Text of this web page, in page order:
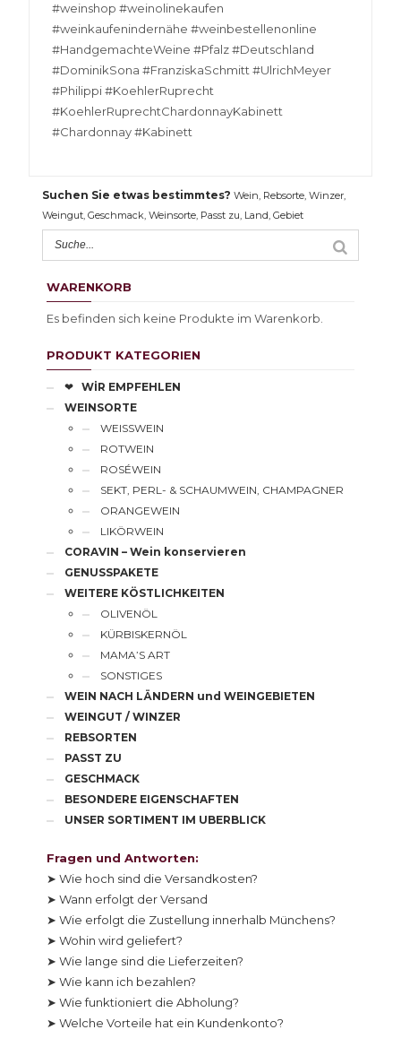
#weinshop #weinolinekaufen
#weinkaufenindernähe #weinbestellenonline
#HandgemachteWeine #Pfalz #Deutschland
#DominikSona #FranziskaSchmitt #UlrichMeyer
#Philippi #KoehlerRuprecht
#KoehlerRuprechtChardonnayKabinett
#Chardonnay #Kabinett
Suchen Sie etwas bestimmtes?Wein, Rebsorte, Winzer,
Weingut, Geschmack, Weinsorte, Passt zu, Land, Gebiet
WARENKORB
Es befinden sich keine Produkte im Warenkorb.
PRODUKT KATEGORIEN
❤WİR EMPFEHLEN
WEINSORTE
WEISSWEIN
ROTWEIN
ROSÉWEIN
SEKT, PERL- & SCHAUMWEIN, CHAMPAGNER
ORANGEWEIN
LIKÖRWEIN
CORAVIN – Wein konservieren
GENUSSPAKETE
WEITERE KÖSTLICHKEITEN
OLIVENÖL
KÜRBISKERNÖL
MAMA’S ART
SONSTIGES
WEIN NACH LÄNDERN und WEINGEBIETEN
WEINGUT / WINZER
REBSORTEN
PASST ZU
GESCHMACK
BESONDERE EIGENSCHAFTEN
UNSER SORTIMENT IM UBERBLICK
Fragen und Antworten:
➤ Wie hoch sind die Versandkosten?
➤ Wann erfolgt der Versand
➤ Wie erfolgt die Zustellung innerhalb Münchens?
➤ Wohin wird geliefert?
➤ Wie lange sind die Lieferzeiten?
➤ Wie kann ich bezahlen?
➤ Wie funktioniert die Abholung?
➤ Welche Vorteile hat ein Kundenkonto?